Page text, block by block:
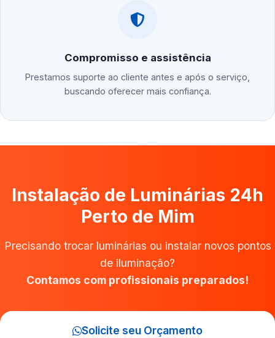
Compromisso e assistência
Prestamos suporte ao cliente antes e após o serviço,
buscando oferecer mais confiança.
Instalação de Luminárias 24h
Perto de Mim
Precisando trocar luminárias ou instalar novos pontos
de iluminação?
Contamos com profissionais preparados!
Solicite seu Orçamento